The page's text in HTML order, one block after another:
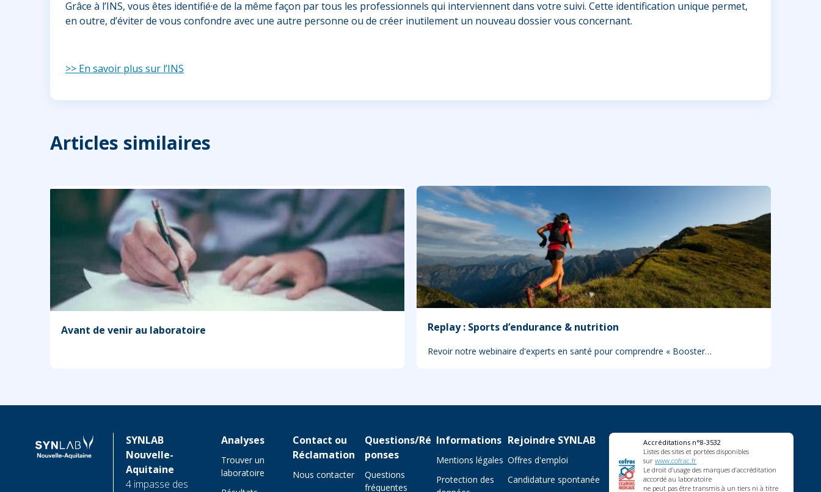
Grâce à l’INS, vous êtes identifié·e de la même façon par tous les professionnels qui interviennent dans votre suivi. Cette identification unique permet,
en outre, d’éviter de vous confondre avec une autre personne ou de créer inutilement un nouveau dossier vous concernant.
>> En savoir plus sur l’INS
Articles similaires
Avant de venir au laboratoire Replay : Sports d’endurance & nutrition
Revoir notre webinaire d'experts en santé pour comprendre « Booster…
SYNLAB
Nouvelle-
Aquitaine
4 impasse des
Analyses
Trouver un
laboratoire
Contact ou
Réclamation
Nous contacter
Questions/Ré
ponses
Questions
fréquentes
Informations
Mentions légales
Protection des
Rejoindre SYNLAB
Offres d'emploi
Candidature spontanée
Accréditations n°8-3532
Listes des sites et portées disponibles
surwww.cofrac.fr
Le droit d’usage des marques d’accréditation
accordé au laboratoire
ne peut pas être transmis à un tiers ni à titre